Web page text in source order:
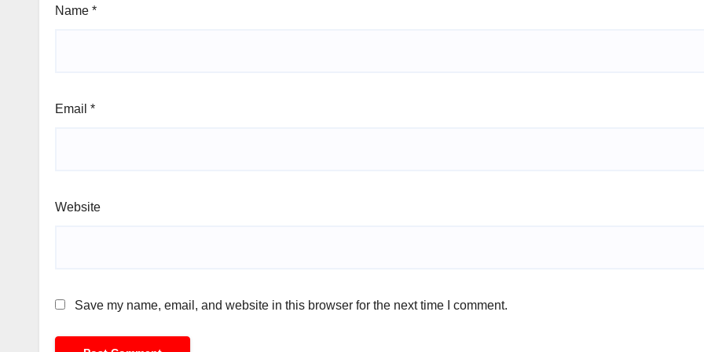
Name *
Email *
Website
Save my name, email, and website in this browser for the next time I comment.